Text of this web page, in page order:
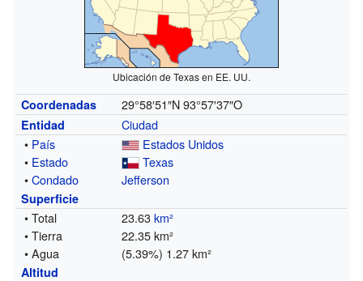
Ubicación de Texas en EE. UU.
Coordenadas 29°58′51″N 93°57′37″O
Entidad
Ciudad
• País
Estados Unidos
• Estado
Texas
•Condado Jefferson
Superficie
• Total 23.63km²
• Tierra
22.35 km²
• Agua
(5.39%) 1.27 km²
Altitud